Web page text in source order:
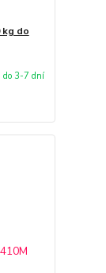
kg do
do 3-7 dní